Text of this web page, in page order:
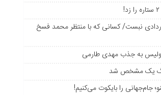
نبست/ کسانی که با منتظر محمد فسخ
به جذب مهدی طارمی
یک مشخص شد
جام‌جهانی را بایکوت می‌کنیم!